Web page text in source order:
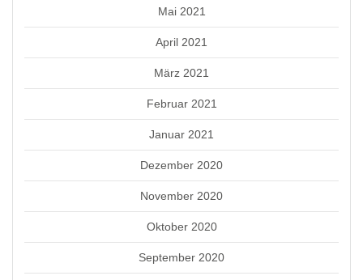
Mai 2021
April 2021
März 2021
Februar 2021
Januar 2021
Dezember 2020
November 2020
Oktober 2020
September 2020